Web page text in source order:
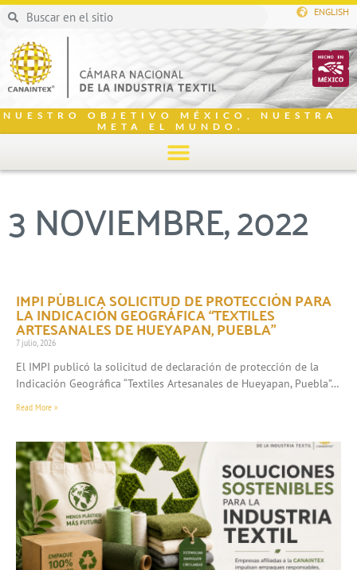
ENGLISH
NUESTRO OBJETIVO MÉXICO, NUESTRA
META EL MUNDO.
3 NOVIEMBRE, 2022
IMPI PÚBLICA SOLICITUD DE PROTECCIÓN PARA
LA INDICACIÓN GEOGRÁFICA “TEXTILES
ARTESANALES DE HUEYAPAN, PUEBLA”
7 julio, 2026
El IMPI publicó la solicitud de declaración de protección de la
Indicación Geográfica “Textiles Artesanales de Hueyapan, Puebla”…
Read More »